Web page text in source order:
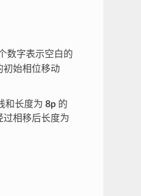
数字表示空白的
始相位移动
和长度为 8p的
相移后长度为